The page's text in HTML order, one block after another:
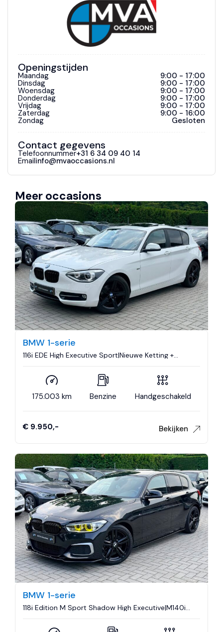
Start/stop systeem
Tractie Controle Systeem (TCS)
Overig
"Lichtmetalen velgen 16"""
Lederen/stoffen bekleding
Openingstijden
Maandag 9:00 - 17:00
Dinsdag 9:00 - 17:00
Woensdag 9:00 - 17:00
Donderdag 9:00 - 17:00
Vrijdag 9:00 - 17:00
Zaterdag 9:00 - 16:00
Zondag Gesloten
Contact gegevens
Telefoonnummer+31 6 34 09 40 14
Emailinfo@mvaoccasions.nl
Meer occasions
BMW 1-serie
116i EDE High Executive Sport|Nieuwe Ketting +
175.003 km Benzine Handgeschakeld
€ 9.950,- Bekijken
BMW 1-serie
118i Edition M Sport Shadow High Executive|M140i